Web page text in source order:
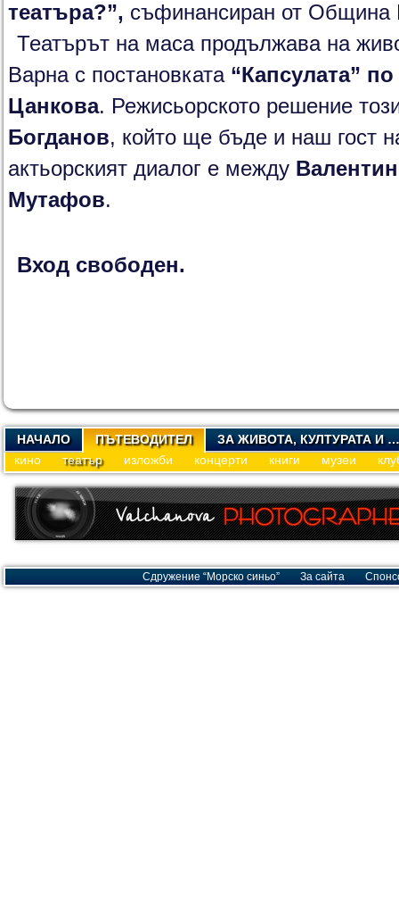
театъра?”, съфинансиран от Община
Театърът на маса продължава на
Варна с постановката “Капсулата”
Цанкова. Режисьорското решение
Богданов, който ще бъде и наш гост
актьорският диалог е между
Мутафов.
Вход свободен.
НАЧАЛО ПЪТЕВОДИТЕЛ
ЗА ЖИВОТА, КУЛТУРАТА И …
кино
театър изложби концерти книги музеи
Сдружение “Морско синьо” За сайта